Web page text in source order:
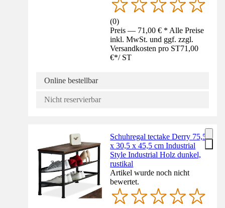
(0)
Preis — 71,00 € * Alle Preise
inkl. MwSt. und ggf. zzgl.
Versandkosten pro ST71,00
€*/ ST
Online bestellbar
Nicht reservierbar
Schuhregal tectake Derry 75,5
x 30,5 x 45,5 cm Industrial
Style Industrial Holz dunkel,
rustikal
Artikel wurde noch nicht
bewertet.